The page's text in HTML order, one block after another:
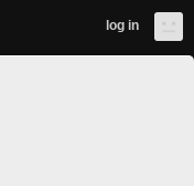
log in